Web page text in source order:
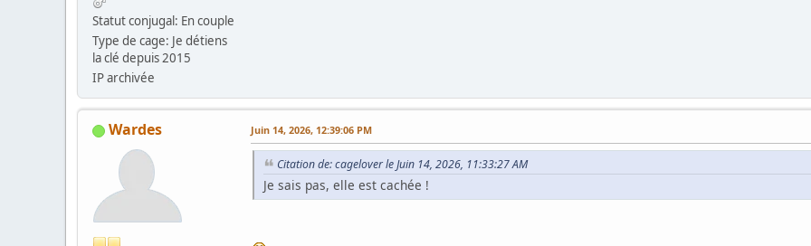
Statut conjugal: En couple
Type de cage: Je détiens
la clé depuis 2015
IP archivée
Wardes Juin 14, 2026, 12:39:06 PM
Citation de: cagelover le Juin 14, 2026, 11:33:27 AM
Je sais pas, elle est cachée !